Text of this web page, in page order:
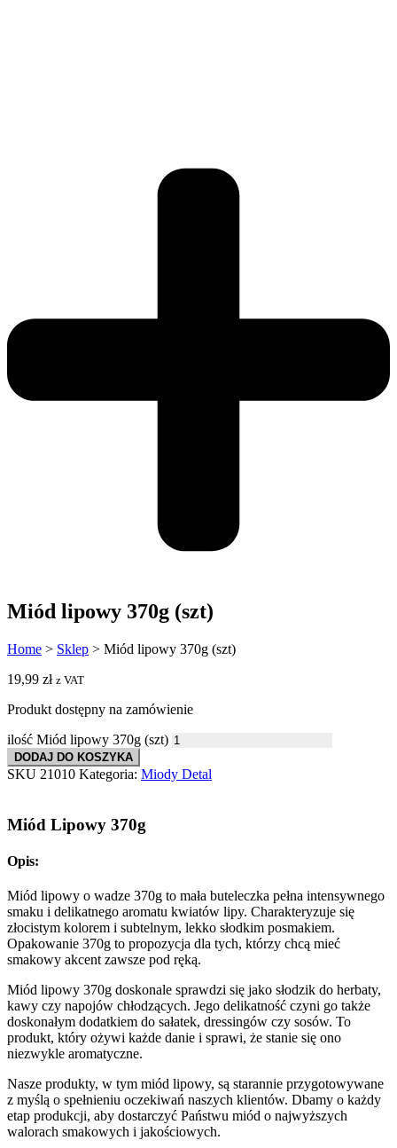
Miód lipowy 370g (szt)
Home > Sklep > Miód lipowy 370g (szt)
19,99 zł z VAT
Produkt dostępny na zamówienie
ilość Miód lipowy 370g (szt)
DODAJ DO KOSZYKA
SKU 21010 Kategoria: Miody Detal
Miód Lipowy 370g
Opis:
Miód lipowy o wadze 370g to mała buteleczka pełna intensywnego
smaku i delikatnego aromatu kwiatów lipy. Charakteryzuje się
złocistym kolorem i subtelnym, lekko słodkim posmakiem.
Opakowanie 370g to propozycja dla tych, którzy chcą mieć
smakowy akcent zawsze pod ręką.
Miód lipowy 370g doskonale sprawdzi się jako słodzik do herbaty,
kawy czy napojów chłodzących. Jego delikatność czyni go także
doskonałym dodatkiem do sałatek, dressingów czy sosów. To
produkt, który ożywi każde danie i sprawi, że stanie się ono
niezwykle aromatyczne.
Nasze produkty, w tym miód lipowy, są starannie przygotowywane
z myślą o spełnieniu oczekiwań naszych klientów. Dbamy o każdy
etap produkcji, aby dostarczyć Państwu miód o najwyższych
walorach smakowych i jakościowych.